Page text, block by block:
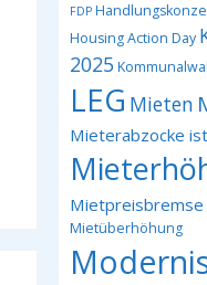
FDP
Housing Action Day
2025
LEG Mieten
Mieterabzocke ist
Mietpreisbremse
Mietüberhöhung